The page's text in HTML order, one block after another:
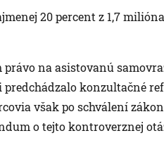
20 percent z 1,7 milióna
na asistovanú
konzultačné
však po schválení
o tejto kontroverznej